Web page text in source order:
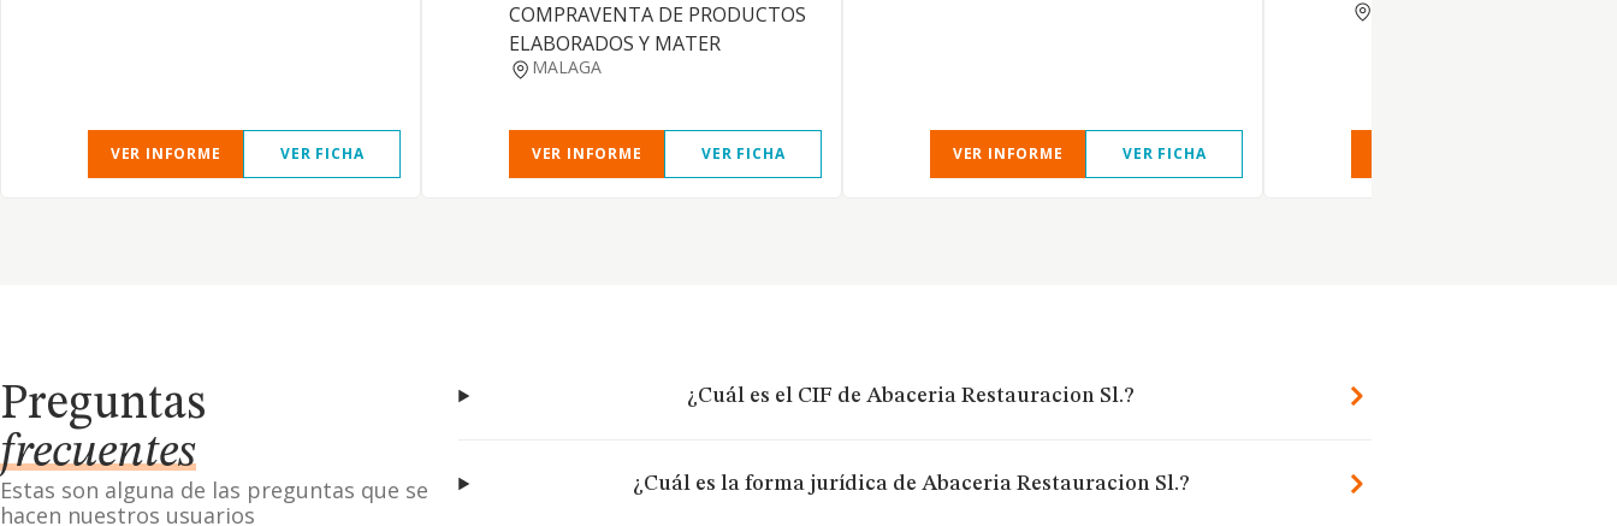
VER INFORME VER FICHA
COMPRAVENTA DE PRODUCTOS
ELABORADOS Y MATER
MALAGA
VER INFORME VER FICHA VER INFORME VER FICHA
Preguntas
frecuentes
Estas son alguna de las preguntas que se
hacen nuestros usuarios
¿Cuál es el CIF de Abaceria Restauracion Sl.?
¿Cuál es la forma jurídica de Abaceria Restauracion Sl.?